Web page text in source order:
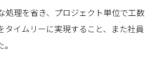
理を省き、プロジェクト単位で工
イムリーに実現すること、また社